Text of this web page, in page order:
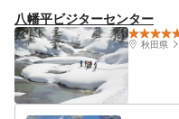
八幡平ビジターセンター
秋田県